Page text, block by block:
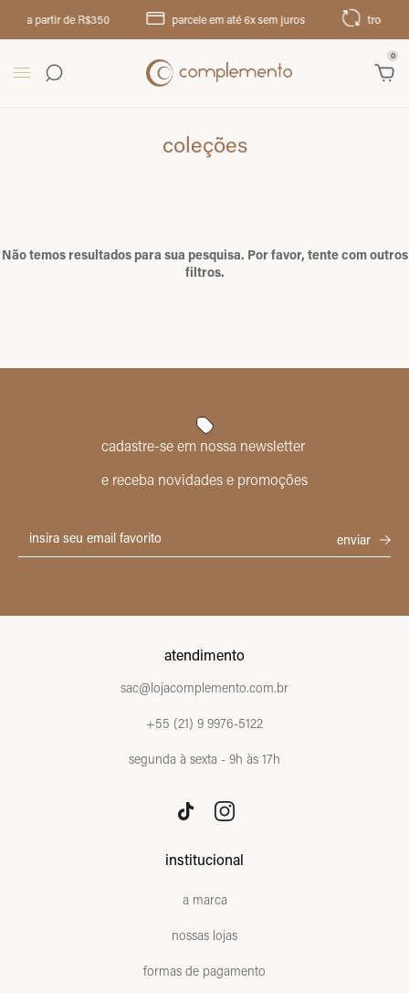
a partir de R$350 parcele em até 6x sem juros troca até
0
coleções
Não temos resultados para sua pesquisa. Por favor, tente com outros
filtros.
cadastre-se em nossa newsletter
e receba novidades e promoções
atendimento
sac@lojacomplemento.com.br
+55 (21) 9 9976-5122
segunda à sexta - 9h às 17h
institucional
a marca
nossas lojas
formas de pagamento